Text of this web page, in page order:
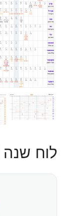
לוח שנה 2026 להדפסה